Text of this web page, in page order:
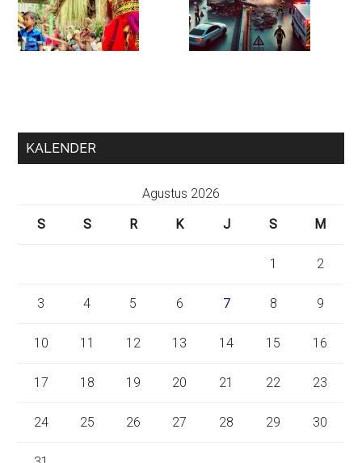
KALENDER
Agustus 2026
S
S R K J S M
1 2
3 4 5 6 7 8 9
10 11 12 13 14 15 16
17 18 19 20 21 22 23
24 25 26 27 28 29 30